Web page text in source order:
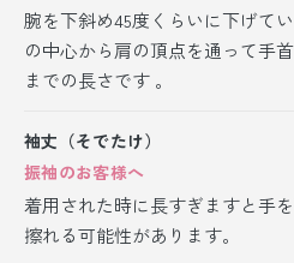
腕を下斜め45度くらいに下げて
の中心から肩の頂点を通って手
までの長さです 。
袖丈（そでたけ）
振袖のお客様へ
着用された時に長すぎますと手
擦れる可能性があります。